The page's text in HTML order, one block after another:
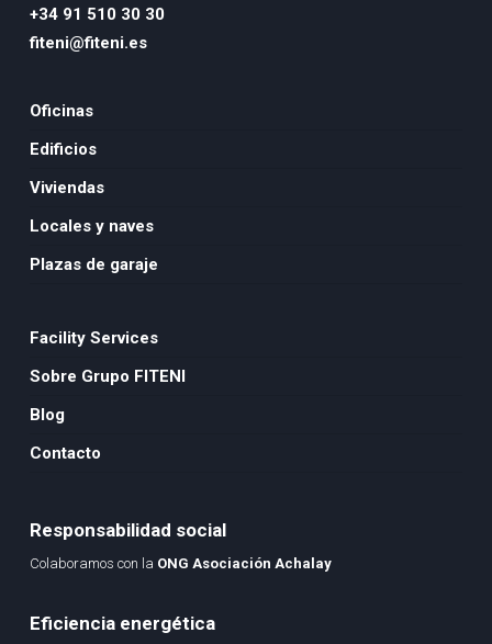
+34 91 510 30 30
fiteni@fiteni.es
Oficinas
Edificios
Viviendas
Locales y naves
Plazas de garaje
Facility Services
Sobre Grupo FITENI
Blog
Contacto
Responsabilidad social
Colaboramos con la ONG Asociación Achalay
Eficiencia energética